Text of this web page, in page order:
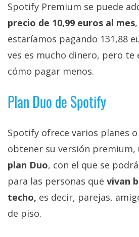
El medio de
comunicación
digital donde
encontrarás
todas las
tecnología,
apps,
informática,
comparativas,
trucos y
tutoriales.
El Grupo
Informático
(CC) 2006-
2026.Algunos
reservados
Spotify Premium se puede
precio de 10,99 euros al mes
estaríamos pagando 131,88
ves es mucho dinero, pero te
cómo pagar menos.
Plan Duo de Spotify
Spotify ofrece varios planes
obtener su versión premium,
plan Duo, con el que se
para las personas que vivan
techo, es decir, parejas,
de piso.